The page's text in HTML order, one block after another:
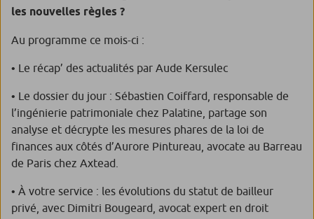
les nouvelles règles ?
Au programme ce mois-ci :
• Le récap’ des actualités par Aude Kersulec
• Le dossier du jour : Sébastien Coiffard, responsable de
l’ingénierie patrimoniale chez Palatine, partage son
analyse et décrypte les mesures phares de la loi de
finances aux côtés d’Aurore Pintureau, avocate au Barreau
de Paris chez Axtead.
• À votre service : les évolutions du statut de bailleur
privé, avec Dimitri Bougeard, avocat expert en droit